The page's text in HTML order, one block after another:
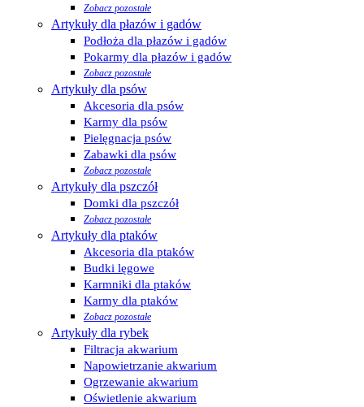
Zobacz pozostałe
Artykuły dla płazów i gadów
Podłoża dla płazów i gadów
Pokarmy dla płazów i gadów
Zobacz pozostałe
Artykuły dla psów
Akcesoria dla psów
Karmy dla psów
Pielęgnacja psów
Zabawki dla psów
Zobacz pozostałe
Artykuły dla pszczół
Domki dla pszczół
Zobacz pozostałe
Artykuły dla ptaków
Akcesoria dla ptaków
Budki lęgowe
Karmniki dla ptaków
Karmy dla ptaków
Zobacz pozostałe
Artykuły dla rybek
Filtracja akwarium
Napowietrzanie akwarium
Ogrzewanie akwarium
Oświetlenie akwarium